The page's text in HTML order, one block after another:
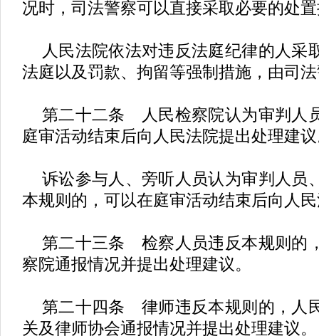
况时，司法警察可以直接采取必要的处
人民法院依法对违反法庭纪律的人采
法庭以及罚款、拘留等强制措施，由司
第二十二条 人民检察院认为审判人
庭审活动结束后向人民法院提出处理建
诉讼参与人、旁听人员认为审判人员
本规则的，可以在庭审活动结束后向人
第二十三条 检察人员违反本规则的
察院通报情况并提出处理建议。
第二十四条 律师违反本规则的，人
关及律师协会通报情况并提出处理建议。